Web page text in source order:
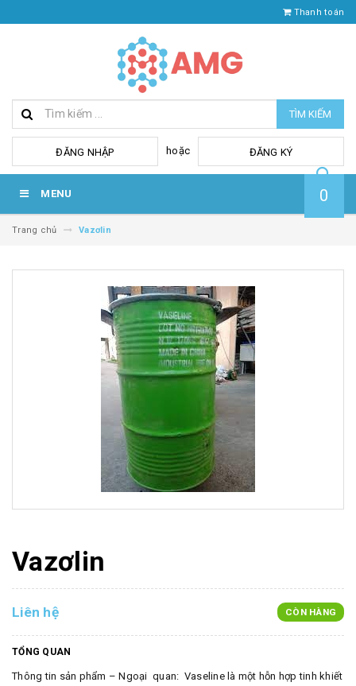
Thanh toán
TÌM KIẾM
ĐĂNG NHẬP hoặc ĐĂNG KÝ
MENU 0
Trang chủ Vazơlin
Vazơlin
Liên hệ CÒN HÀNG
TỔNG QUAN
Thông tin sản phẩm – Ngoại quan: Vaseline là một hỗn hợp tinh khiết